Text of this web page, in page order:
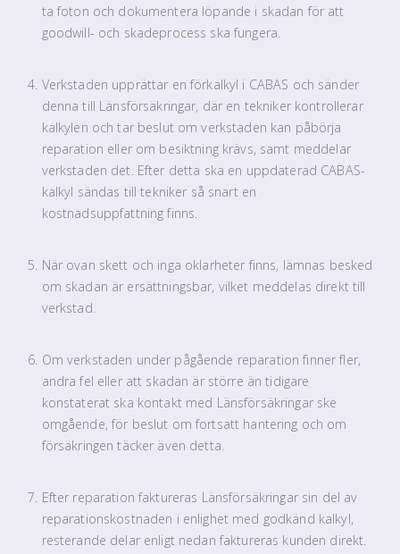
ta foton och dokumentera löpande i skadan för att
goodwill- och skadeprocess ska fungera.
Verkstaden upprättar en förkalkyl i CABAS och sänder
denna till Länsförsäkringar, där en tekniker kontrollerar
kalkylen och tar beslut om verkstaden kan påbörja
reparation eller om besiktning krävs, samt meddelar
verkstaden det. Efter detta ska en uppdaterad CABAS-
kalkyl sändas till tekniker så snart en
kostnadsuppfattning finns.
När ovan skett och inga oklarheter finns, lämnas besked
om skadan är ersättningsbar, vilket meddelas direkt till
verkstad.
Om verkstaden under pågående reparation finner fler,
andra fel eller att skadan är större än tidigare
konstaterat ska kontakt med Länsförsäkringar ske
omgående, för beslut om fortsatt hantering och om
försäkringen täcker även detta.
Efter reparation faktureras Länsförsäkringar sin del av
reparationskostnaden i enlighet med godkänd kalkyl,
resterande delar enligt nedan faktureras kunden direkt.